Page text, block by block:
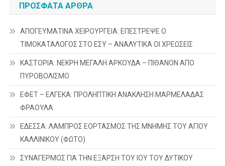
ΠΡΌΣΦΑΤΑ ΆΡΘΡΑ
ΑΠΟΓΕΥΜΑΤΙΝΑ ΧΕΙΡΟΥΡΓΕΙΑ: ΕΠΕΣΤΡΕΨΕ Ο
ΤΙΜΟΚΑΤΑΛΟΓΟΣ ΣΤΟ ΕΣΥ – ΑΝΑΛΥΤΙΚΑ ΟΙ ΧΡΕΩΣΕΙΣ
ΚΑΣΤΟΡΙΑ: ΝΕΚΡΗ ΜΕΓΑΛΗ ΑΡΚΟΥΔΑ – ΠΙΘΑΝΟΝ ΑΠΟ
ΠΥΡΟΒΟΛΙΣΜΟ
ΕΦΕΤ – ΕΛΓΕΚΑ: ΠΡΟΛΗΠΤΙΚΗ ΑΝΑΚΛΗΣΗ ΜΑΡΜΕΛΑΔΑΣ
ΦΡΑΟΥΛΑ
ΕΔΕΣΣΑ: ΛΑΜΠΡΟΣ ΕΟΡΤΑΣΜΟΣ ΤΗΣ ΜΝΗΜΗΣ ΤΟΥ ΑΓΙΟΥ
ΚΑΛΛΙΝΙΚΟΥ (ΦΩΤΟ)
ΣΥΝΑΓΕΡΜΟΣ ΓΙΑ ΤΗΝ ΕΞΑΡΣΗ ΤΟΥ ΙΟΥ ΤΟΥ ΔΥΤΙΚΟΥ